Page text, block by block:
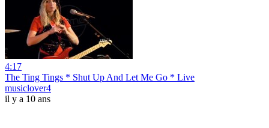
4:17
The Ting Tings * Shut Up And Let Me Go * Live
musiclover4
il y a 10 ans